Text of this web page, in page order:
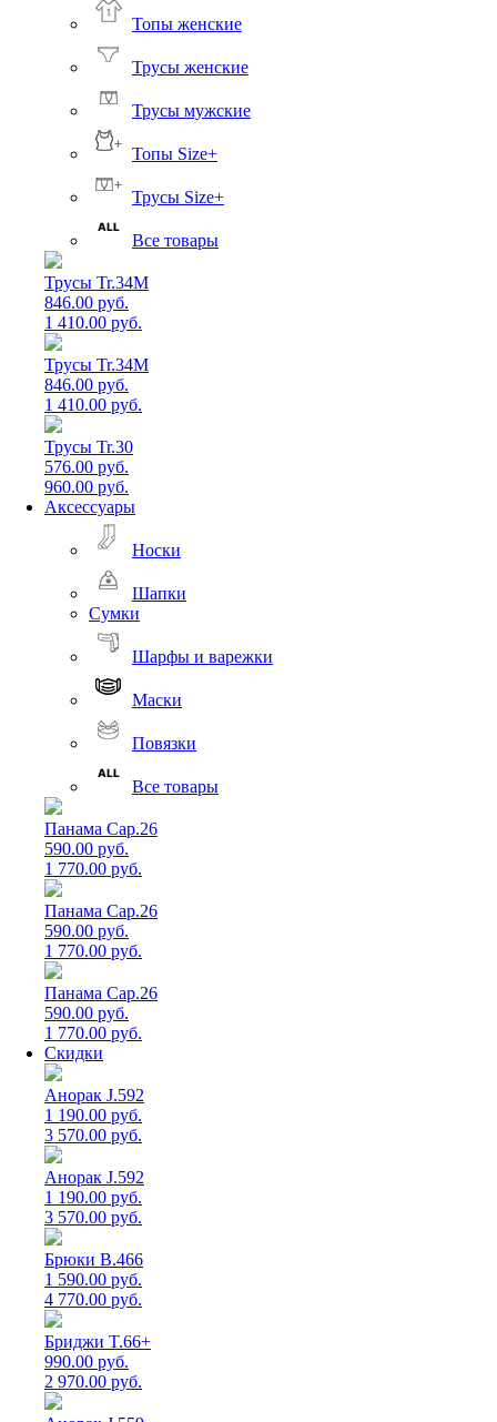
Топы женские
Трусы женские
Трусы мужские
Топы Size+
Трусы Size+
Все товары
Трусы Tr.34M
846.00 руб.
1 410.00 руб.
Трусы Tr.34M
846.00 руб.
1 410.00 руб.
Трусы Tr.30
576.00 руб.
960.00 руб.
Аксессуары
Носки
Шапки
Сумки
Шарфы и варежки
Маски
Повязки
Все товары
Панама Cap.26
590.00 руб.
1 770.00 руб.
Панама Cap.26
590.00 руб.
1 770.00 руб.
Панама Cap.26
590.00 руб.
1 770.00 руб.
Скидки
Анорак J.592
1 190.00 руб.
3 570.00 руб.
Анорак J.592
1 190.00 руб.
3 570.00 руб.
Брюки B.466
1 590.00 руб.
4 770.00 руб.
Бриджи T.66+
990.00 руб.
2 970.00 руб.